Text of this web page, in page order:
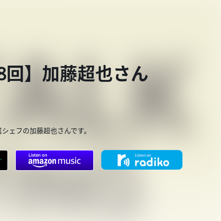
】加藤超也さん
ェフの加藤超也さんです。